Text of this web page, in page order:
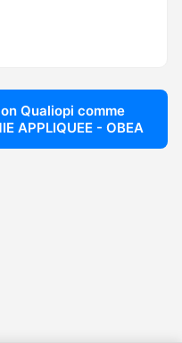
Qualiopi comme
APPLIQUEE - OBEA